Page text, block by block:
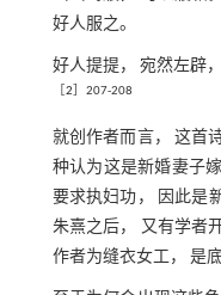
好人服之。
好人提提， 宛然左辟
2 ］207-208
就创作者而言， 这首
种认为这是新婚妻子
要求执妇功， 因此是
朱熹之后， 又有学者
作者为缝衣女工， 是